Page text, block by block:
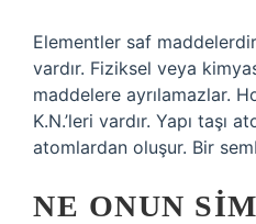
Elementler saf
vardır. Fiziksel veya
maddelere ayrılamazlar.
K.N.’leri vardır. Yapı taşı
atomlardan oluşur. Bir
NE ONUN